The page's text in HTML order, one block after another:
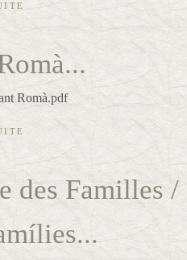
Romà.pdf
des Familles